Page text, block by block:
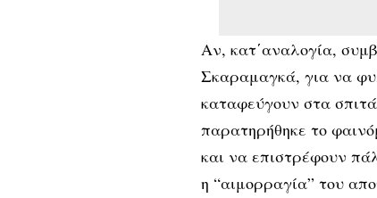
Αν, κατ΄αναλογία,
Σκαραμαγκά, για να
καταφεύγουν στα
παρατηρήθηκε το
και να επιστρέφουν
η “αιμορραγία” του